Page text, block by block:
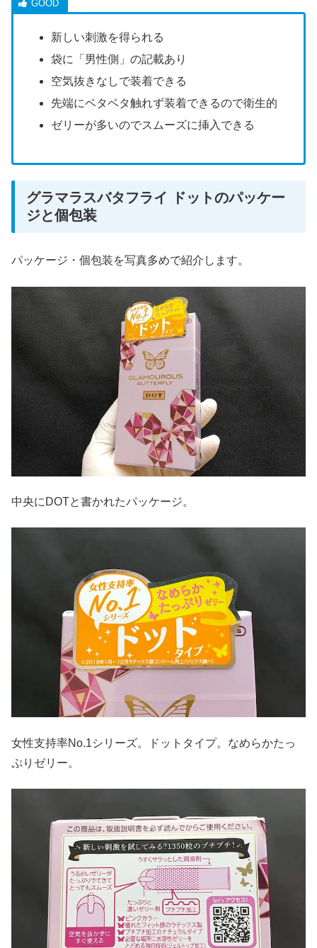
新しい刺激を得られる
袋に「男性側」の記載あり
空気抜きなしで装着できる
先端にベタベタ触れず装着できるので衛生的
ゼリーが多いのでスムーズに挿入できる
グラマラスバタフライ ドットのパッケー
ジと個包装
パッケージ・個包装を写真多めで紹介します。
中央にDOTと書かれたパッケージ。
女性支持率No.1シリーズ。ドットタイプ。なめらかたっ
ぷりゼリー。